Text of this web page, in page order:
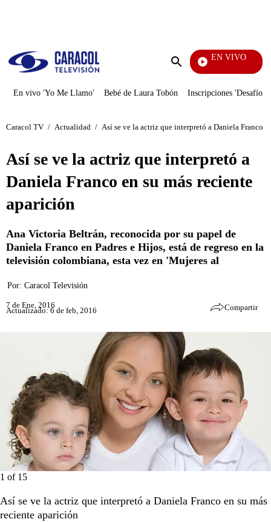
Enviar
EN VIVO
Vecinos
En vivo 'Yo Me Llamo' Bebé de Laura Tobón Inscripciones 'Desafío'
Caracol TV / Actualidad / Así se ve la actriz que interpretó a Daniela Franco
Así se ve la actriz que interpretó a
Daniela Franco en su más reciente
aparición
Ana Victoria Beltrán, reconocida por su papel de
Daniela Franco en Padres e Hijos, está de regreso en la
televisión colombiana, esta vez en 'Mujeres al
Por: Caracol Televisión
7 de Ene, 2016
Actualizado: 6 de feb, 2016 Compartir
1 of 15
Así se ve la actriz que interpretó a Daniela Franco en su más
reciente aparición